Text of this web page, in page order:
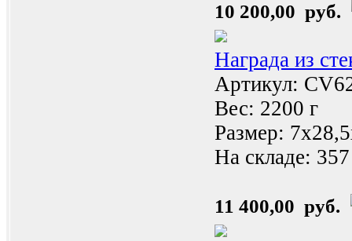
10 200,00 руб.
Награда из
Артикул:
Вес: 2200 г
Размер:
На складе:
11 400,00 руб.